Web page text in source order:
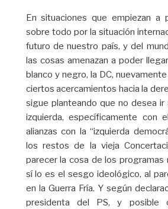
En situaciones que empiezan a
sobre todo por la situación
futuro de nuestro país, y del
las cosas amenazan a poder
blanco y negro, la DC,
ciertos acercamientos hacia la
sigue planteando que no desea ir
izquierda, específicamente con
alianzas con la “izquierda
los restos de la vieja
parecer la cosa de los programas
sí lo es el sesgo ideológico, al
en la Guerra Fría. Y según
presidenta del PS, y posible